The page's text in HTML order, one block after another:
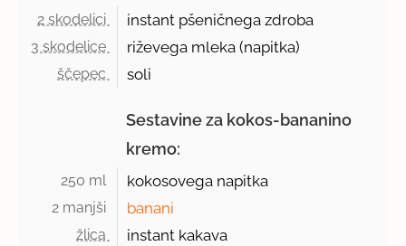
2 skodelici instant pšeničnega zdroba
3 skodelice riževega mleka (napitka)
ščepec soli
Sestavine za kokos-bananino
kremo:
250 ml kokosovega napitka
2 manjši banani
žlica instant kakava